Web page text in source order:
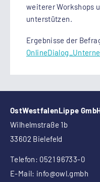
weiterer Workshops
unterstützen.
Ergebnisse der
OstWestfalenLippe
Wilhelmstraße 1b
33602 Bielefeld
Telefon: 0521 96733-0
E-Mail: info@owl.gmbh